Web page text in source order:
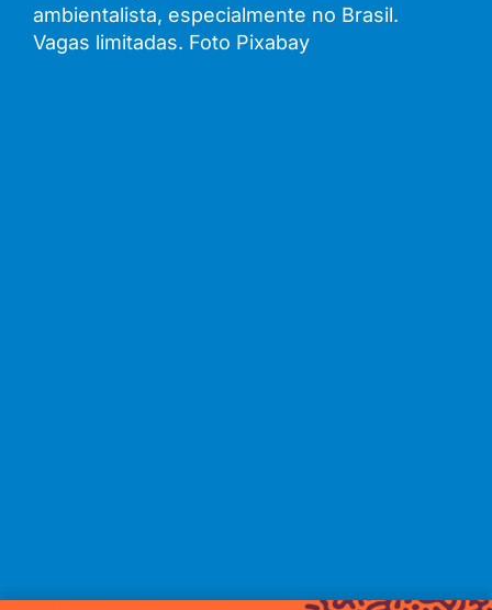
ambientalista, especialmente no Brasil.
Vagas limitadas. Foto Pixabay